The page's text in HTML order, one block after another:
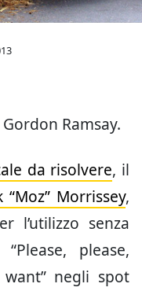
Ramsay.
da risolvere, il
Morrissey,
l’utilizzo senza
please,
negli spot